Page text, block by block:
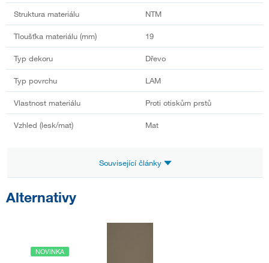
Struktura materiálu NTM
Tloušťka materiálu (mm) 19
Typ dekoru Dřevo
Typ povrchu LAM
Vlastnost materiálu Proti otiskům prstů
Vzhled (lesk/mat) Mat
Související články
Alternativy
NOVINKA